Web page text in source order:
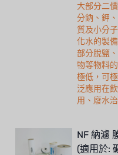
大部分二
分鈉、鉀
質及小分
化水的製
部分脫鹽
物等物料
極低，可
泛應用在
用、廢水
NF 納濾
(適用於: